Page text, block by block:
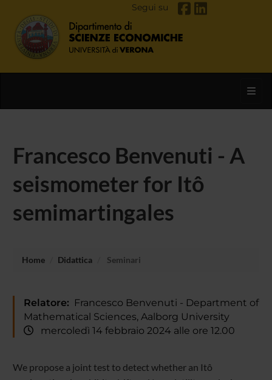
Segui su
Francesco Benvenuti - A
seismometer for Itô
semimartingales
Home Didattica Seminari
Relatore: Francesco Benvenuti - Department of
Mathematical Sciences, Aalborg University
mercoledì 14 febbraio 2024 alle ore 12.00
We propose a joint test to detect whether an Itô